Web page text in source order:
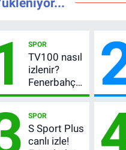
SPOR
TV100 nasıl
izlenir?
Fenerbahçe-
Sturm Graz
şifresiz
canlı yayın
bilgileri
SPOR
S Sport Plus
canlı izle!